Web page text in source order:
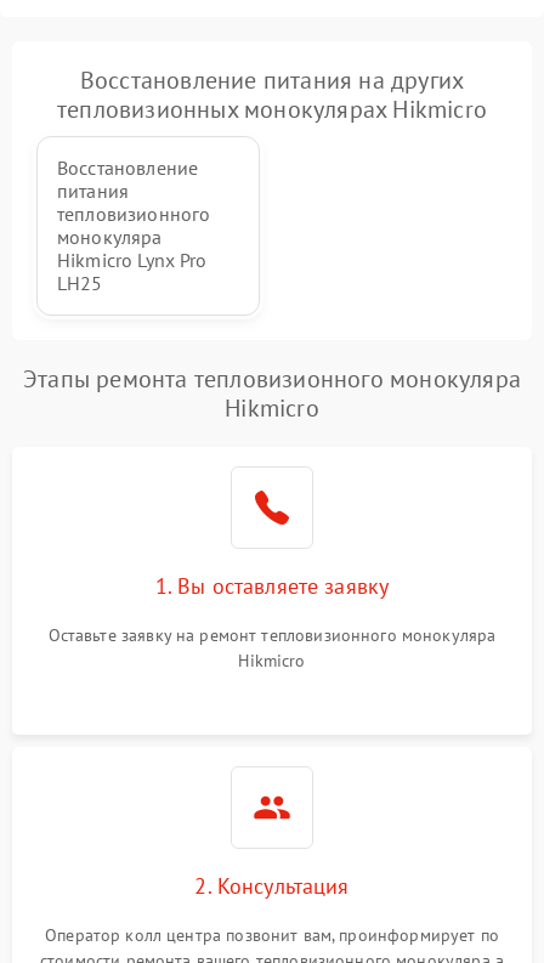
Восстановление питания на других
тепловизионных монокулярах Hikmicro
Восстановление
питания
тепловизионного
монокуляра
Hikmicro Lynx Pro
LH25
Этапы ремонта тепловизионного монокуляра
Hikmicro
1. Вы оставляете заявку
Оставьте заявку на ремонт тепловизионного монокуляра
Hikmicro
2. Консультация
Оператор колл центра позвонит вам, проинформирует по